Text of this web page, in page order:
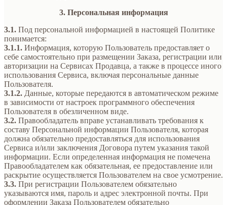
3. Персональная информация
3.1. Под персональной информацией в настоящей Политике
понимается:
3.1.1. Информация, которую Пользователь предоставляет о
себе самостоятельно при размещении Заказа, регистрации или
авторизации на Сервисах Продавца, а также в процессе иного
использования Сервиса, включая персональные данные
Пользователя.
3.1.2. Данные, которые передаются в автоматическом режиме
в зависимости от настроек программного обеспечения
Пользователя в обезличенном виде.
3.2. Правообладатель вправе устанавливать требования к
составу Персональной информации Пользователя, которая
должна обязательно предоставляться для использования
Сервиса и/или заключения Договора путем указания такой
информации. Если определенная информация не помечена
Правообладателем как обязательная, ее предоставление или
раскрытие осуществляется Пользователем на свое усмотрение.
3.3. При регистрации Пользователем обязательно
указываются имя, пароль и адрес электронной почты. При
оформлении Заказа Пользователем обязательно